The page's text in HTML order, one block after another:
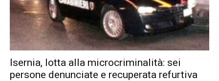
Isernia, lotta alla microcriminalità: sei
persone denunciate e recuperata refurtiva